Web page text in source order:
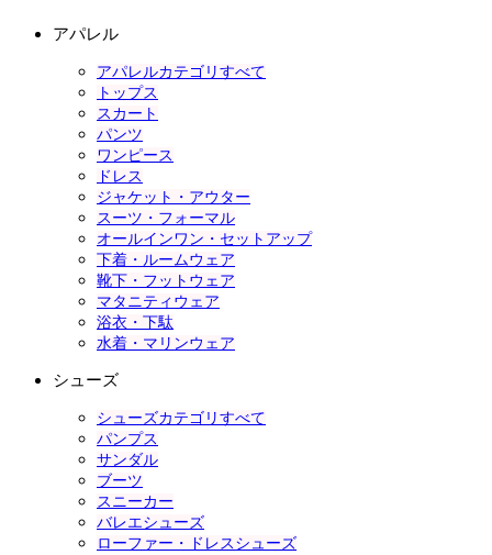
アパレル
アパレルカテゴリすべて
トップス
スカート
パンツ
ワンピース
ドレス
ジャケット・アウター
スーツ・フォーマル
オールインワン・セットアップ
下着・ルームウェア
靴下・フットウェア
マタニティウェア
浴衣・下駄
水着・マリンウェア
シューズ
シューズカテゴリすべて
パンプス
サンダル
ブーツ
スニーカー
バレエシューズ
ローファー・ドレスシューズ